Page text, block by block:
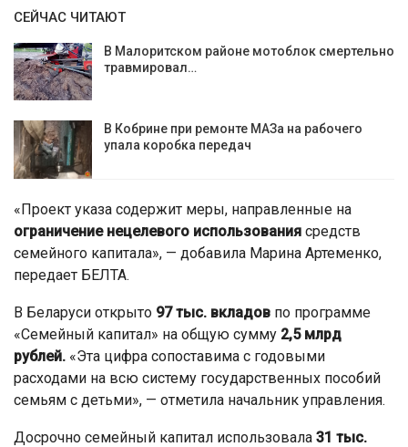
СЕЙЧАС ЧИТАЮТ
В Малоритском районе мотоблок смертельно
травмировал…
В Кобрине при ремонте МАЗа на рабочего
упала коробка передач
«Проект указа содержит меры, направленные на
ограничение нецелевого использования средств
семейного капитала», — добавила Марина Артеменко,
передает БЕЛТА.
В Беларуси открыто 97 тыс. вкладов по программе
«Семейный капитал» на общую сумму 2,5 млрд
рублей. «Эта цифра сопоставима с годовыми
расходами на всю систему государственных пособий
семьям с детьми», — отметила начальник управления.
Досрочно семейный капитал использовала 31 тыс.